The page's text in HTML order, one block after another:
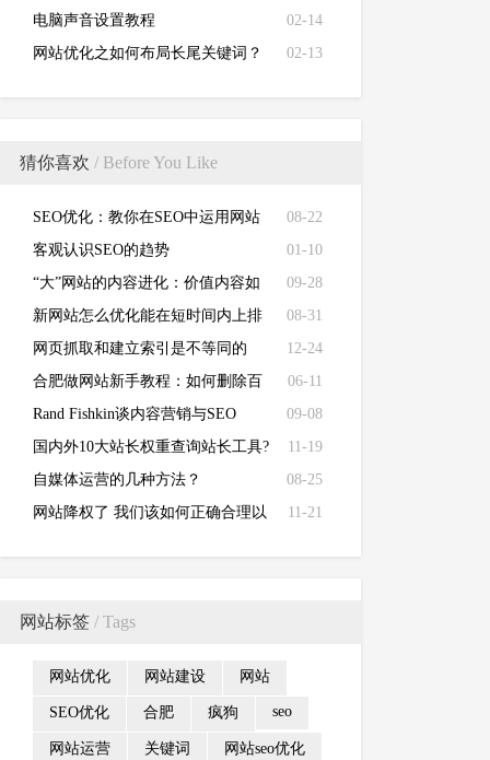
02-14
电脑声音设置教程
02-13
网站优化之如何布局长尾关键词？
猜你喜欢 / Before You Like
08-22
SEO优化：教你在SEO中运用网站
META标签优化
01-10
客观认识SEO的趋势
09-28
“大”网站的内容进化：价值内容如
何展现
08-31
新网站怎么优化能在短时间内上排
名
12-24
网页抓取和建立索引是不等同的
06-11
合肥做网站新手教程：如何删除百
度快照
09-08
Rand Fishkin谈内容营销与SEO
11-19
国内外10大站长权重查询站长工具?
08-25
自媒体运营的几种方法？
11-21
网站降权了 我们该如何正确合理以
网站标签 / Tags
网站优化 网站建设 网站
SEO优化 合肥 疯狗 seo
网站运营 关键词 网站seo优化